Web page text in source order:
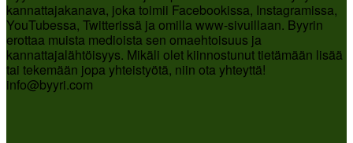
kannattajakanava, joka toimii Facebookissa, Instagramissa,
YouTubessa, Twitterissä ja omilla www-sivuillaan. Byyrin
erottaa muista medioista sen omaehtoisuus ja
kannattajalähtöisyys. Mikäli olet kiinnostunut tietämään lisää
tai tekemään jopa yhteistyötä, niin ota yhteyttä!
info@byyri.com